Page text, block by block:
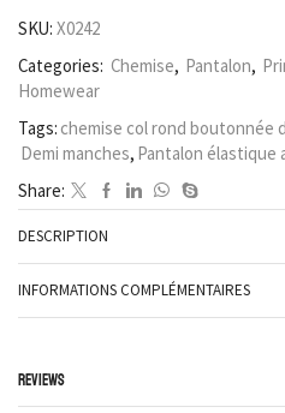
SKU: X0242
Categories: Chemise, Pantalon,
Homewear
Tags: chemise col rond boutonnée
Demi manches, Pantalon élastique
Share:
DESCRIPTION
INFORMATIONS COMPLÉMENTAIRES
REVIEWS